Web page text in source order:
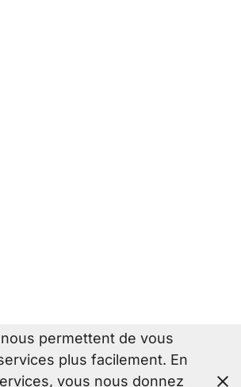
permettent de vous
plus facilement. En
vous nous donnez